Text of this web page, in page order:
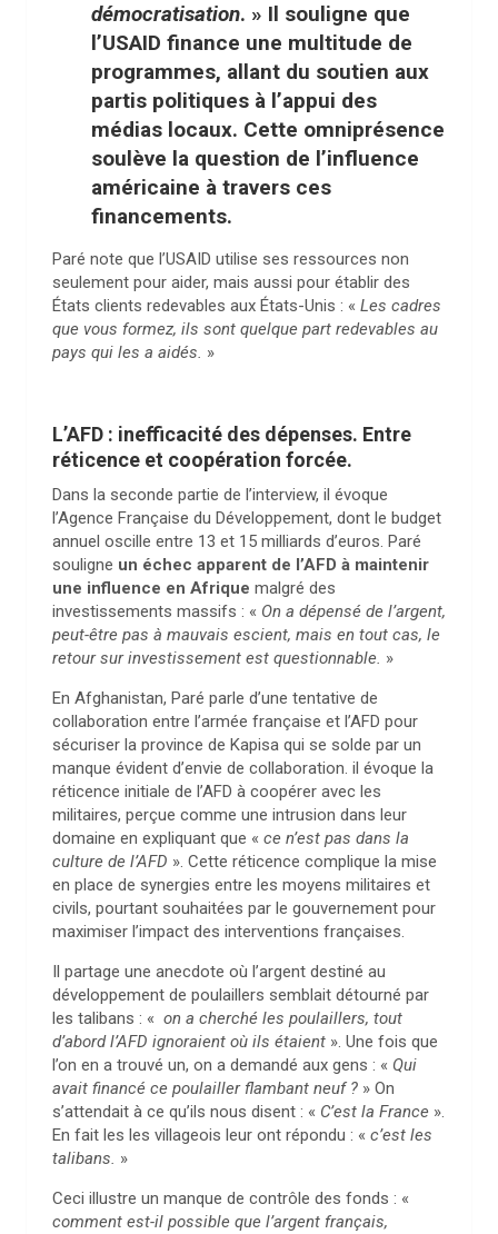
démocratisation. » Il souligne que
l’USAID finance une multitude de
programmes, allant du soutien aux
partis politiques à l’appui des
médias locaux. Cette omniprésence
soulève la question de l’influence
américaine à travers ces
financements.
Paré note que l’USAID utilise ses ressources non
seulement pour aider, mais aussi pour établir des
États clients redevables aux États-Unis : « Les cadres
que vous formez, ils sont quelque part redevables au
pays qui les a aidés. »
L’AFD : inefficacité des dépenses. Entre
réticence et coopération forcée.
Dans la seconde partie de l’interview, il évoque
l’Agence Française du Développement, dont le budget
annuel oscille entre 13 et 15 milliards d’euros. Paré
souligne un échec apparent de l’AFD à maintenir
une influence en Afrique malgré des
investissements massifs : « On a dépensé de l’argent,
peut-être pas à mauvais escient, mais en tout cas, le
retour sur investissement est questionnable. »
En Afghanistan, Paré parle d’une tentative de
collaboration entre l’armée française et l’AFD pour
sécuriser la province de Kapisa qui se solde par un
manque évident d’envie de collaboration. il évoque la
réticence initiale de l’AFD à coopérer avec les
militaires, perçue comme une intrusion dans leur
domaine en expliquant que « ce n’est pas dans la
culture de l’AFD ». Cette réticence complique la mise
en place de synergies entre les moyens militaires et
civils, pourtant souhaitées par le gouvernement pour
maximiser l’impact des interventions françaises.
Il partage une anecdote où l’argent destiné au
développement de poulaillers semblait détourné par
les talibans : « on a cherché les poulaillers, tout
d’abord l’AFD ignoraient où ils étaient ». Une fois que
l’on en a trouvé un, on a demandé aux gens : « Qui
avait financé ce poulailler flambant neuf ? » On
s’attendait à ce qu’ils nous disent : « C’est la France ».
En fait les les villageois leur ont répondu : « c’est les
talibans. »
Ceci illustre un manque de contrôle des fonds : «
comment est-il possible que l’argent français,